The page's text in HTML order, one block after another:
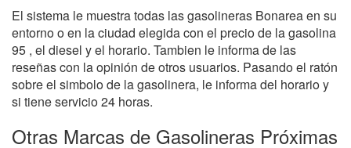
El sistema le muestra todas las gasolineras Bonarea en su
entorno o en la ciudad elegida con el precio de la gasolina
95 , el diesel y el horario. Tambien le informa de las
reseñas con la opinión de otros usuarios. Pasando el ratón
sobre el simbolo de la gasolinera, le informa del horario y
si tiene servicio 24 horas.
Otras Marcas de Gasolineras Próximas